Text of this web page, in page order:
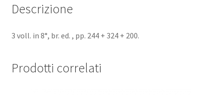
II
III).
Descrizione
3 voll. in 8°, br. ed. , pp. 244 + 324 + 200.
Prodotti correlati